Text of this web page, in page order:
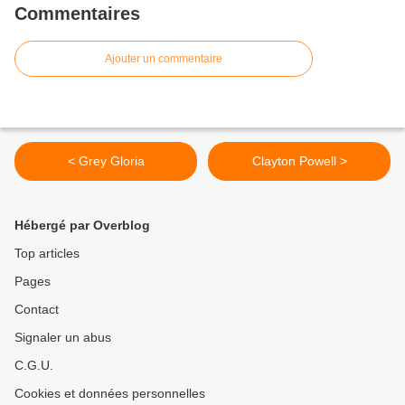
Commentaires
Ajouter un commentaire
< Grey Gloria Clayton Powell >
Hébergé par Overblog
Top articles
Pages
Contact
Signaler un abus
C.G.U.
Cookies et données personnelles